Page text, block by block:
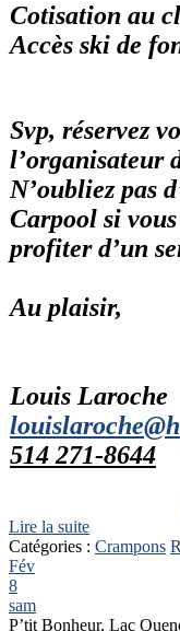
Cotisation au
Accès ski de
Svp, réservez
l’organisateur
N’oubliez pas
Carpool si
profiter d’un
Au plaisir,
Louis Laroche
514 271-8644
Lire la suite
Catégories : Crampons
Fév
8
sam
P’tit Bonheur, Lac